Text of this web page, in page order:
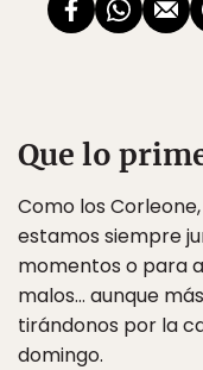
Que lo
Como los
estamos siempre
momentos o para
malos… aunque
tirándonos por la
domingo.